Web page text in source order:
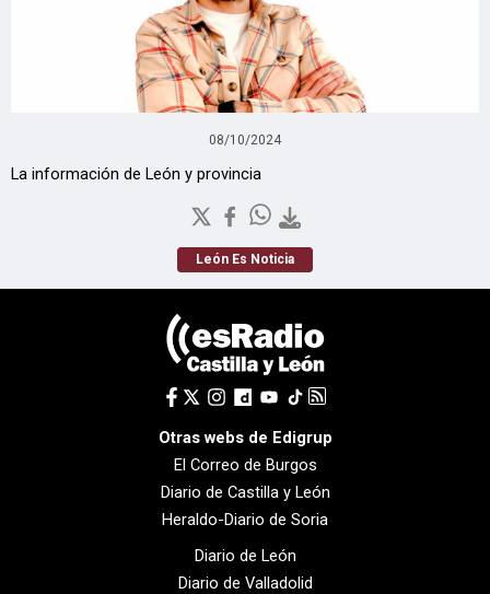
08/10/2024
La información de León y provincia
León Es Noticia
Otras webs de Edigrup
El Correo de Burgos
Diario de Castilla y León
Heraldo-Diario de Soria
Diario de León
Diario de Valladolid